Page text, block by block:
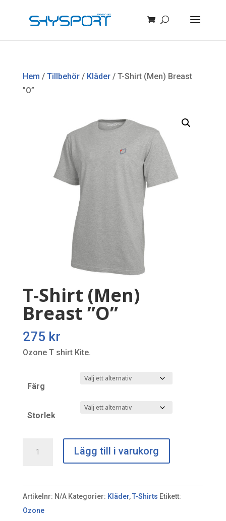
Hem / Tillbehör/ Kläder/ T-Shirt (Men) Breast
”O”
T-Shirt (Men)
Breast ”O”
275 kr
Ozone T shirt Kite.
Färg
Storlek
Breast
"O"
mängd
Lägg till i varukorg
Artikelnr: N/A Kategorier: Kläder,T-Shirts Etikett:
Ozone